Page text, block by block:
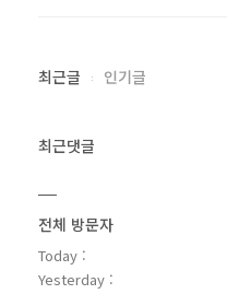
최근글 인기글
최근댓글
전체 방문자
Today :
Yesterday :